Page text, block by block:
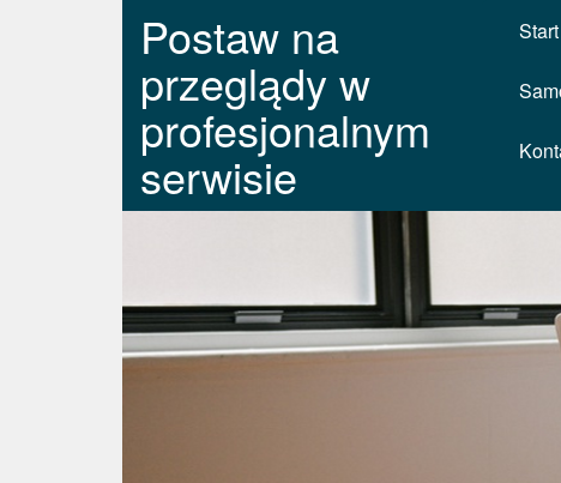
Postaw na
przeglądy w
profesjonalnym
serwisie
Start